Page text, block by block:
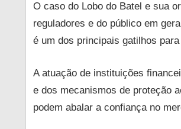
O caso do Lobo do Batel e sua
reguladores e do público em
é um dos principais gatilhos
A atuação de instituições
e dos mecanismos de proteção
podem abalar a confiança no